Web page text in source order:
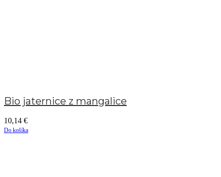
Bio jaternice z mangalice
10,14 €
Do košíka